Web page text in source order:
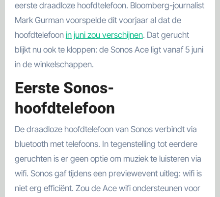
eerste draadloze hoofdtelefoon. Bloomberg-journalist
Mark Gurman voorspelde dit voorjaar al dat de
hoofdtelefoon in juni zou verschijnen. Dat gerucht
blijkt nu ook te kloppen: de Sonos Ace ligt vanaf 5 juni
in de winkelschappen.
Eerste Sonos-
hoofdtelefoon
De draadloze hoofdtelefoon van Sonos verbindt via
bluetooth met telefoons. In tegenstelling tot eerdere
geruchten is er geen optie om muziek te luisteren via
wifi. Sonos gaf tijdens een previewevent uitleg: wifi is
niet erg efficiënt. Zou de Ace wifi ondersteunen voor